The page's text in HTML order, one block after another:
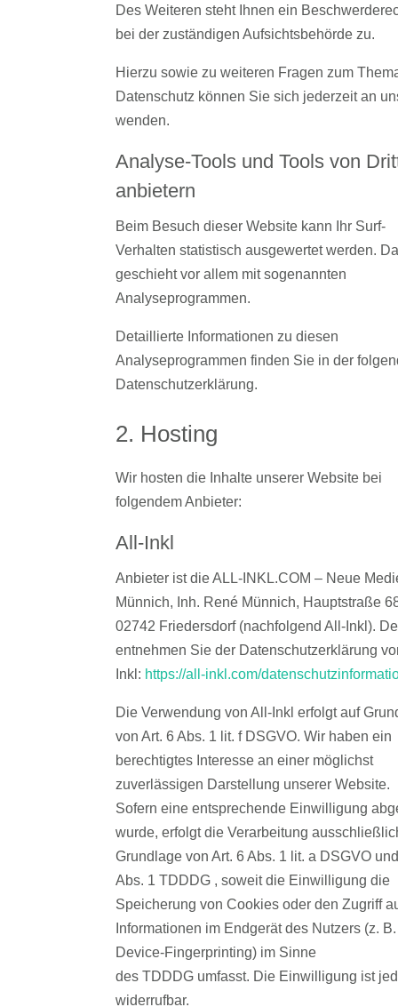
Des Weiteren steht Ihnen ein
bei der zuständigen Aufsichtsbehörde zu.
Hierzu sowie zu weiteren Fragen zum
Datenschutz können Sie sich jederzeit an
wenden.
Analyse-Tools und Tools von
anbietern
Beim Besuch dieser Website kann Ihr Surf-
Verhalten statistisch ausgewertet werden.
geschieht vor allem mit sogenannten
Analyseprogrammen.
Detaillierte Informationen zu diesen
Analyseprogrammen finden Sie in der
Datenschutzerklärung.
2. Hosting
Wir hosten die Inhalte unserer Website bei
folgendem Anbieter:
All-Inkl
Anbieter ist die ALL-INKL.COM – Neue
Münnich, Inh. René Münnich, Hauptstraße
02742 Friedersdorf (nachfolgend All-Inkl).
entnehmen Sie der Datenschutzerklärung
Inkl: https://all-inkl.com/
Die Verwendung von All-Inkl erfolgt auf
von Art. 6 Abs. 1 lit. f DSGVO. Wir haben ein
berechtigtes Interesse an einer möglichst
zuverlässigen Darstellung unserer Website.
Sofern eine entsprechende Einwilligung
wurde, erfolgt die Verarbeitung
Grundlage von Art. 6 Abs. 1 lit. a DSGVO
Abs. 1 TDDDG , soweit die Einwilligung die
Speicherung von Cookies oder den Zugriff
Informationen im Endgerät des Nutzers (z. B.
Device-Fingerprinting) im Sinne
des TDDDG umfasst. Die Einwilligung ist
widerrufbar.